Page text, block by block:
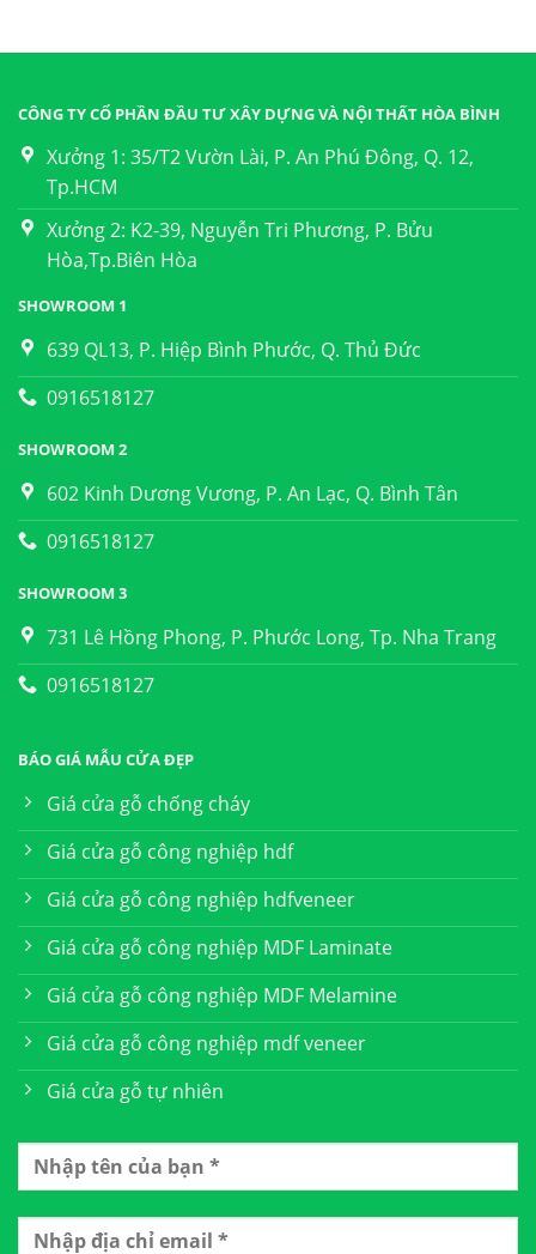
CÔNG TY CỔ PHẦN ĐẦU TƯ XÂY DỰNG VÀ NỘI THẤT HÒA BÌNH
Xưởng 1: 35/T2 Vườn Lài, P. An Phú Đông, Q. 12,
Tp.HCM
Xưởng 2: K2-39, Nguyễn Tri Phương, P. Bửu
Hòa,Tp.Biên Hòa
SHOWROOM 1
639 QL13, P. Hiệp Bình Phước, Q. Thủ Đức
0916518127
SHOWROOM 2
602 Kinh Dương Vương, P. An Lạc, Q. Bình Tân
0916518127
SHOWROOM 3
731 Lê Hồng Phong, P. Phước Long, Tp. Nha Trang
0916518127
BÁO GIÁ MẪU CỬA ĐẸP
Giá cửa gỗ chống cháy
Giá cửa gỗ công nghiệp hdf
Giá cửa gỗ công nghiệp hdfveneer
Giá cửa gỗ công nghiệp MDF Laminate
Giá cửa gỗ công nghiệp MDF Melamine
Giá cửa gỗ công nghiệp mdf veneer
Giá cửa gỗ tự nhiên